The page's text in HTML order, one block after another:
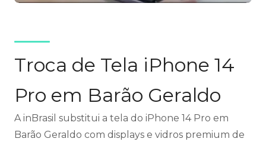
Troca de Tela iPhone 14
Pro em Barão Geraldo
A inBrasil substitui a tela do iPhone 14 Pro em
Barão Geraldo com displays e vidros premium de